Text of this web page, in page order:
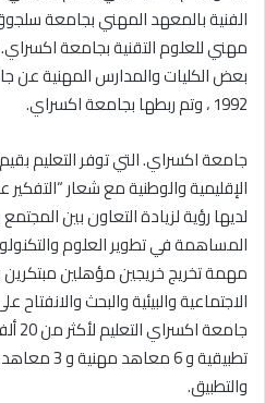
الفنية بالمعهد المهني بجامعة
مهني للعلوم التقنية بجامعة
بعض الكليات والمدارس المهنية عن
1992 ، وتم ربطها بجامعة اكسراي.
جامعة اكسراي. التي توفر التعليم
الإقليمية والوطنية مع شعار “التفكير
لديها رؤية لزيادة التعاون بين
المساهمة في تطوير العلوم
مهمة تخريج خريجين مؤهلين مبتكرين
الاجتماعية والبيئية والبحث
والتطبيق.